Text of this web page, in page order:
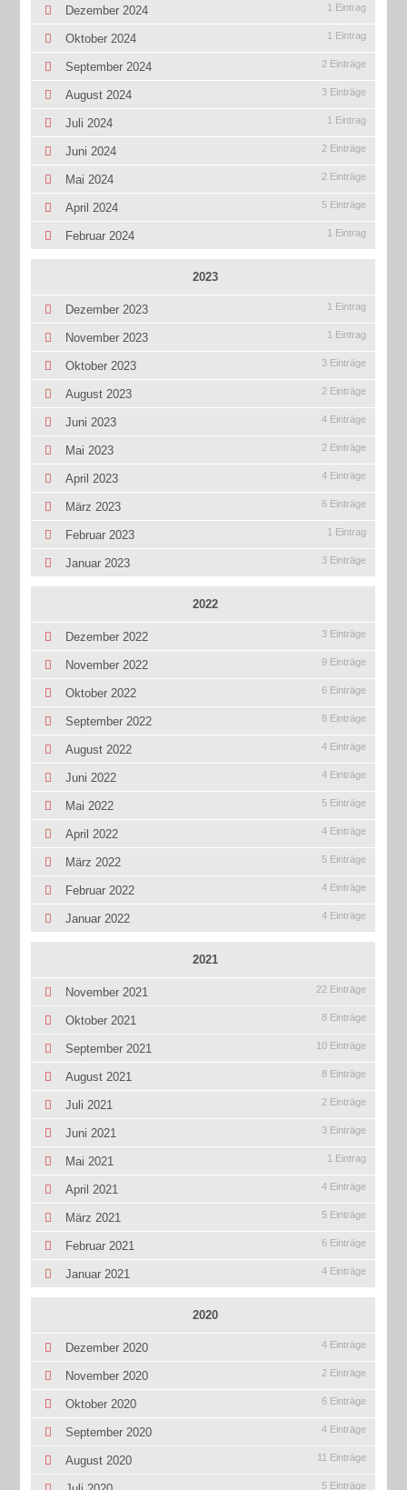
Dezember 2024 1 Eintrag
Oktober 2024 1 Eintrag
September 2024 2 Einträge
August 2024 3 Einträge
Juli 2024 1 Eintrag
Juni 2024 2 Einträge
Mai 2024 2 Einträge
April 2024 5 Einträge
Februar 2024 1 Eintrag
2023
Dezember 2023 1 Eintrag
November 2023 1 Eintrag
Oktober 2023 3 Einträge
August 2023 2 Einträge
Juni 2023 4 Einträge
Mai 2023 2 Einträge
April 2023 4 Einträge
März 2023 6 Einträge
Februar 2023 1 Eintrag
Januar 2023 3 Einträge
2022
Dezember 2022 3 Einträge
November 2022 9 Einträge
Oktober 2022 6 Einträge
September 2022 8 Einträge
August 2022 4 Einträge
Juni 2022 4 Einträge
Mai 2022 5 Einträge
April 2022 4 Einträge
März 2022 5 Einträge
Februar 2022 4 Einträge
Januar 2022 4 Einträge
2021
November 2021 22 Einträge
Oktober 2021 8 Einträge
September 2021 10 Einträge
August 2021 8 Einträge
Juli 2021 2 Einträge
Juni 2021 3 Einträge
Mai 2021 1 Eintrag
April 2021 4 Einträge
März 2021 5 Einträge
Februar 2021 6 Einträge
Januar 2021 4 Einträge
2020
Dezember 2020 4 Einträge
November 2020 2 Einträge
Oktober 2020 6 Einträge
September 2020 4 Einträge
August 2020 11 Einträge
5 Einträge